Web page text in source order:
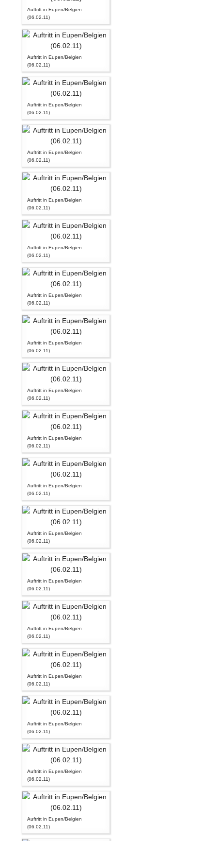
Auftritt in Eupen/Belgien
(06.02.11)
Auftritt in Eupen/Belgien
(06.02.11)
Auftritt in Eupen/Belgien
(06.02.11)
Auftritt in Eupen/Belgien
(06.02.11)
Auftritt in Eupen/Belgien
(06.02.11)
Auftritt in Eupen/Belgien
(06.02.11)
Auftritt in Eupen/Belgien
(06.02.11)
Auftritt in Eupen/Belgien
(06.02.11)
Auftritt in Eupen/Belgien
(06.02.11)
Auftritt in Eupen/Belgien
(06.02.11)
Auftritt in Eupen/Belgien
(06.02.11)
Auftritt in Eupen/Belgien
(06.02.11)
Auftritt in Eupen/Belgien
(06.02.11)
Auftritt in Eupen/Belgien
(06.02.11)
Auftritt in Eupen/Belgien
(06.02.11)
Auftritt in Eupen/Belgien
(06.02.11)
Auftritt in Eupen/Belgien
(06.02.11)
Auftritt in Eupen/Belgien
(06.02.11)